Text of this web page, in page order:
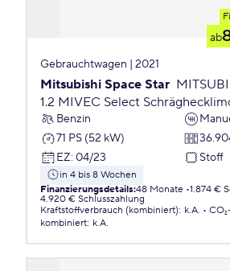
ab
Gebrauchtwagen | 2021
Mitsubishi Space Star
1.2 MIVEC Select
Benzin
71 PS (52 kW)
EZ: 04/23 Stoff
in 4 bis 8 Wochen
Finanzierungsdetails:48 Monate 1.874 €
4.920 € Schlusszahlung
Kraftstoffverbrauch (kombiniert): k.A.
kombiniert: k.A.